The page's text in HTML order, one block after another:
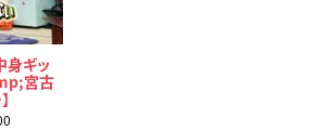
身ギッ
宮古